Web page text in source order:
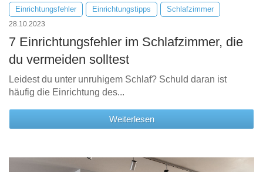
Einrichtungsfehler Einrichtungstipps Schlafzimmer
28.10.2023
7 Einrichtungsfehler im Schlafzimmer, die
du vermeiden solltest
Leidest du unter unruhigem Schlaf? Schuld daran ist
häufig die Einrichtung des...
Weiterlesen